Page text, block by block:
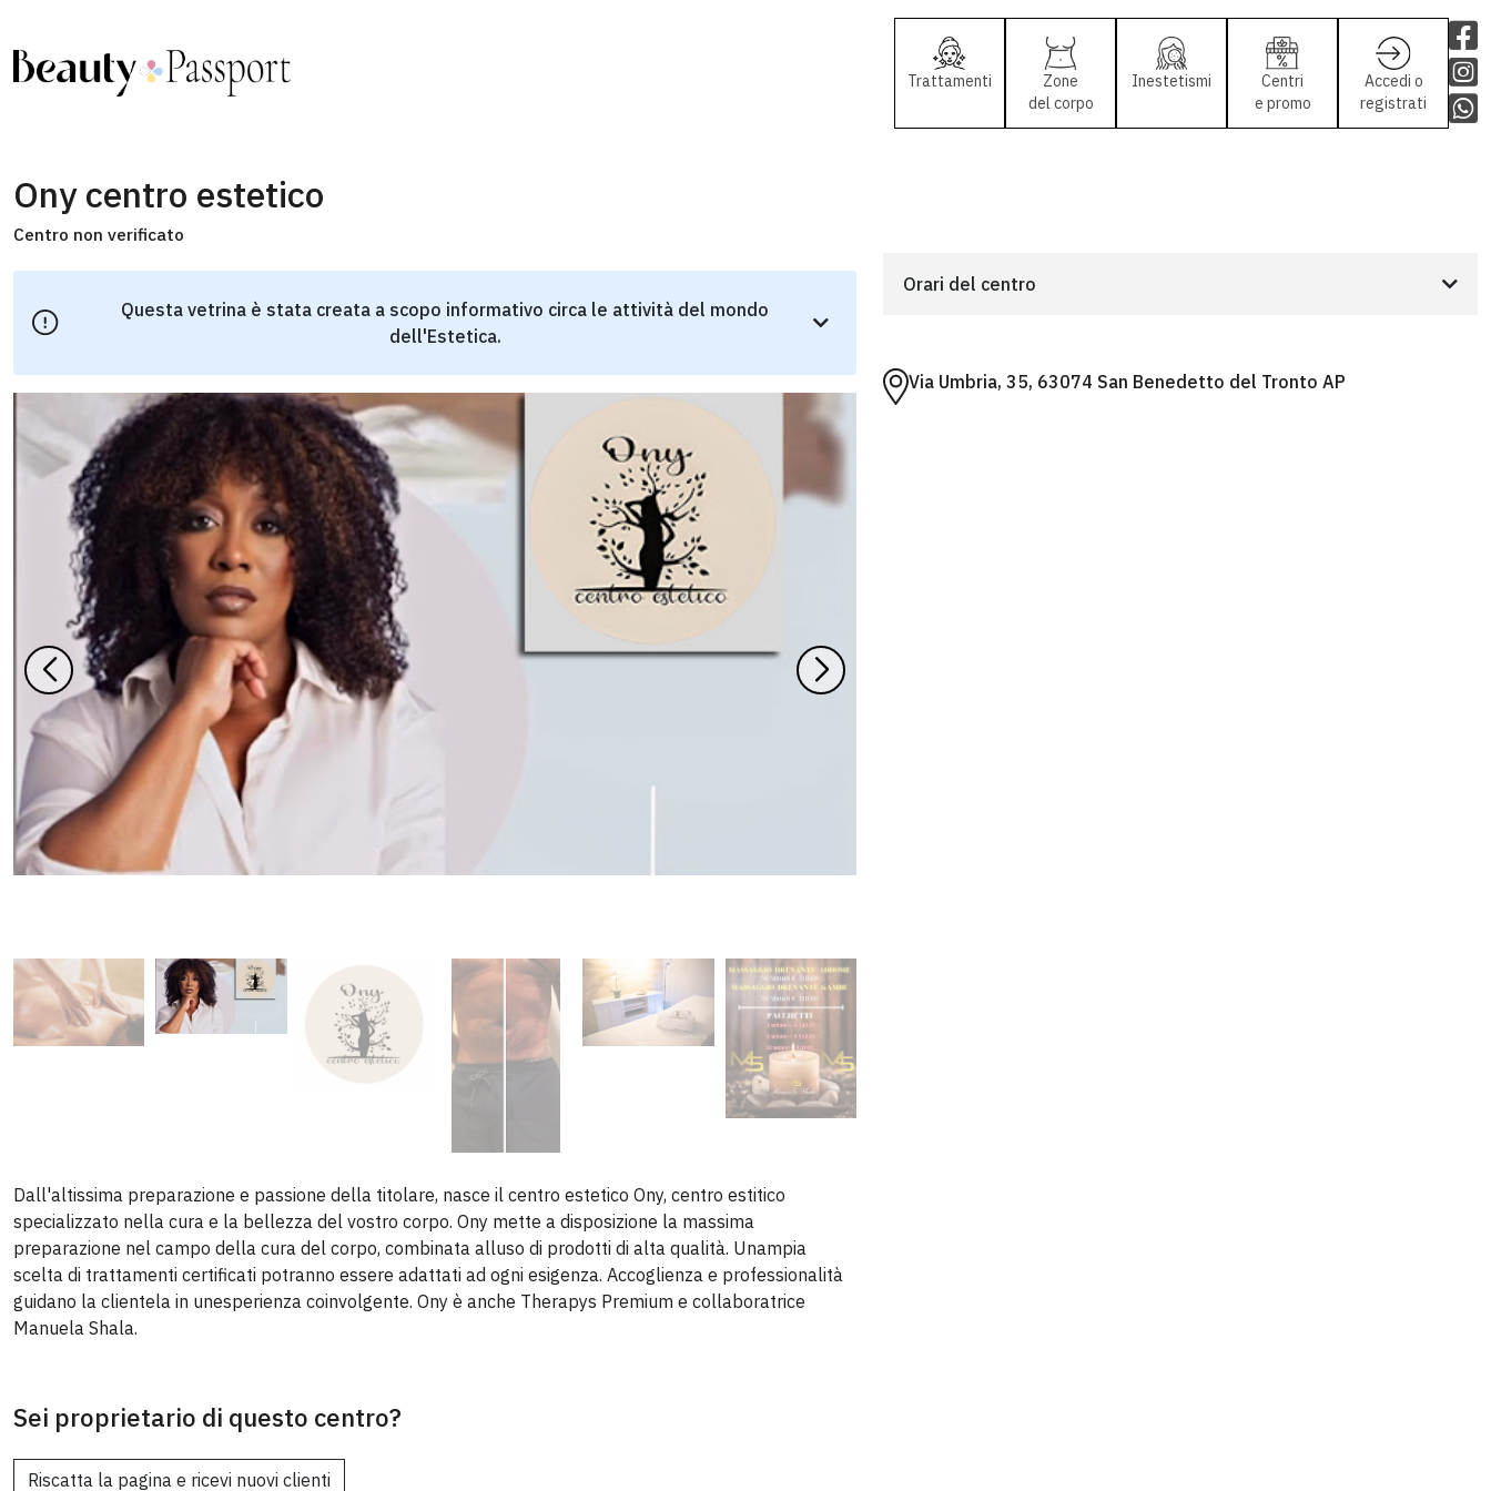
Trattamenti
Zone
del corpo
Inestetismi
Centri
e promo
Accedi o
registrati
Ony centro estetico
Centro non verificato
Questa vetrina è stata creata a scopo informativo circa le attività del mondo
dell'Estetica.
Dall'altissima preparazione e passione della titolare, nasce il centro estetico Ony, centro estitico
specializzato nella cura e la bellezza del vostro corpo. Ony mette a disposizione la massima
preparazione nel campo della cura del corpo, combinata alluso di prodotti di alta qualità. Unampia
scelta di trattamenti certificati potranno essere adattati ad ogni esigenza. Accoglienza e professionalità
guidano la clientela in unesperienza coinvolgente. Ony è anche Therapys Premium e collaboratrice
Manuela Shala.
Sei proprietario di questo centro?
Riscatta la pagina e ricevi nuovi clienti
Orari del centro
Via Umbria, 35, 63074 San Benedetto del Tronto AP